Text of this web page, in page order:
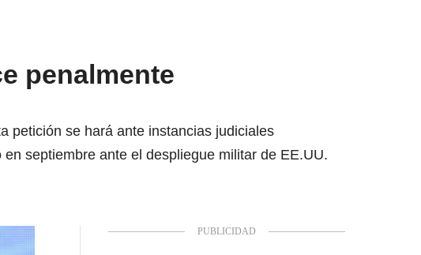
penalmente
petición se hará ante instancias judiciales
septiembre ante el despliegue militar de EE.UU.